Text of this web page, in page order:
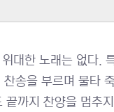
대한 노래는 없다.
송을 부르며 불타
까지 찬양을 멈추